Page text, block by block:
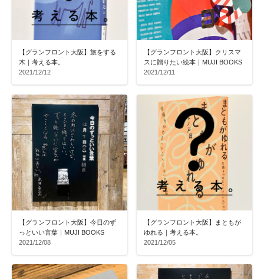
【グランフロント大阪】旅をする
木｜考える本。
2021/12/12
【グランフロント大阪】クリスマ
スに贈りたい絵本｜MUJI BOOKS
2021/12/11
【グランフロント大阪】今日のず
っといい言葉｜MUJI BOOKS
2021/12/08
【グランフロント大阪】まともが
ゆれる｜考える本。
2021/12/05